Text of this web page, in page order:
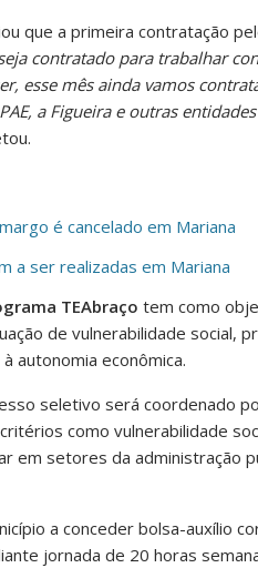
que a primeira contratação
contratado para trabalhar
esse mês ainda vamos
a Figueira e outras
é cancelado em Mariana
a ser realizadas em Mariana
TEAbraço tem como
de vulnerabilidade social,
autonomia econômica.
seletivo será coordenado
como vulnerabilidade
em setores da administração
a conceder bolsa-auxílio
jornada de 20 horas